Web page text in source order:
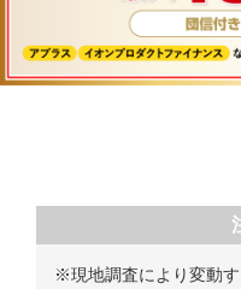
※現地調査により変動す